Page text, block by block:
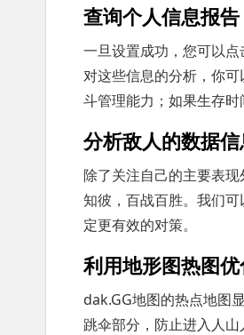
查询个人信息报告
一旦设置成功，您可以
对这些信息的分析，你
斗管理能力；如果生存时
分析敌人的数据
除了关注自己的主要表
知彼，百战百胜。我们
定更有效的对策。
利用地形图热图
dak.GG地图的热点地图
跳伞部分，防止进入人